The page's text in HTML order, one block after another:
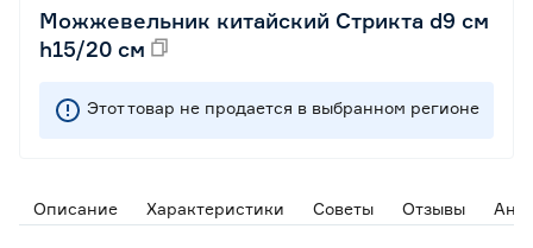
Можжевельник китайский Стрикта d9 см
h15/20 см
Этот товар не продается в выбранном регионе
Описание Характеристики Советы Отзывы